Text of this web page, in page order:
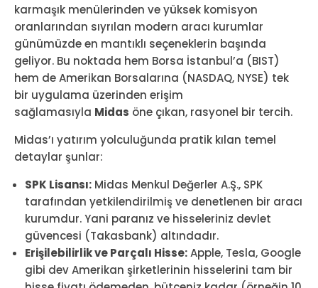
karmaşık menülerinden ve yüksek komisyon
oranlarından sıyrılan modern aracı kurumlar
günümüzde en mantıklı seçeneklerin başında
geliyor. Bu noktada hem Borsa İstanbul’a (BIST)
hem de Amerikan Borsalarına (NASDAQ, NYSE) tek
bir uygulama üzerinden erişim
sağlamasıyla Midas öne çıkan, rasyonel bir tercih.
Midas’ı yatırım yolculuğunda pratik kılan temel
detaylar şunlar:
SPK Lisansı: Midas Menkul Değerler A.Ş., SPK
tarafından yetkilendirilmiş ve denetlenen bir aracı
kurumdur. Yani paranız ve hisseleriniz devlet
güvencesi (Takasbank) altındadır.
Erişilebilirlik ve Parçalı Hisse:Apple, Tesla, Google
gibi dev Amerikan şirketlerinin hisselerini tam bir